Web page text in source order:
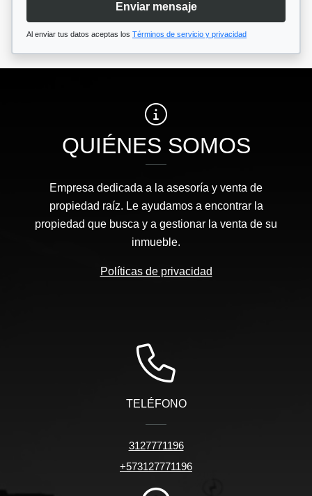
Enviar mensaje
Al enviar tus datos aceptas los Términos de servicio y privacidad
QUIÉNES SOMOS
Empresa dedicada a la asesoría y venta de
propiedad raíz. Le ayudamos a encontrar la
propiedad que busca y a gestionar la venta de su
inmueble.
Políticas de privacidad
TELÉFONO
3127771196
+573127771196